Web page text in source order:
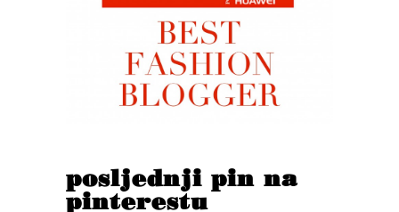
posljednji pin na
pinterestu